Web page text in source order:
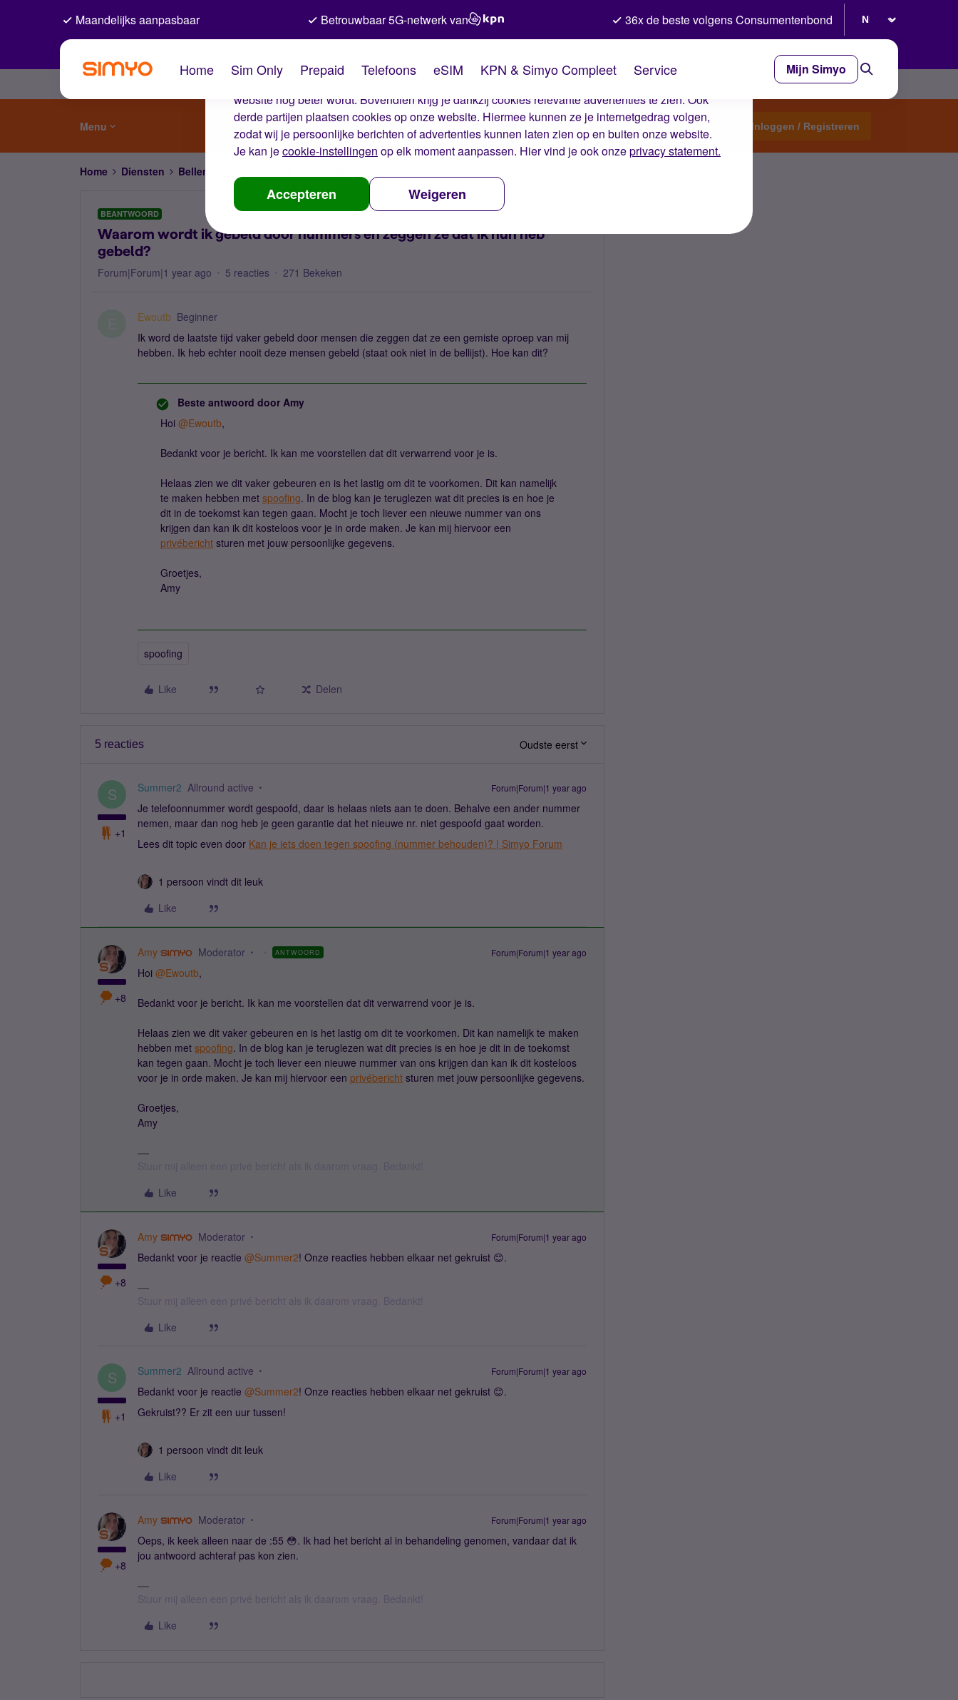
De cookies van Simyo
Wij gebruiken cookies op onze website. Met deze cookies zorgen wij ervoor dat je ervaring op de
website nog beter wordt. Bovendien krijg je dankzij cookies relevante advertenties te zien. Ook
derde partijen plaatsen cookies op onze website. Hiermee kunnen ze je internetgedrag volgen,
zodat wij je persoonlijke berichten of advertenties kunnen laten zien op en buiten onze website.
Je kan jecookie-instellingen op elk moment aanpassen. Hier vind je ook onzeprivacy statement.
Accepteren Weigeren
Maandelijks aanpasbaar Betrouwbaar 5G-netwerk van 36x de beste volgens Consumentenbond
Home Sim Only Prepaid Telefoons eSIM KPN & Simyo Compleet Service Mijn Simyo
Menu Start een topic Inloggen / Registreren
Home Diensten Bellen, sms'en, netwerk en nummerbehoud
BEANTWOORD
Waarom wordt ik gebeld door nummers en zeggen ze dat ik hun heb
gebeld?
Forum|Forum|1 year ago 5 reacties 271 Bekeken
Ewoutb Beginner
Ik word de laatste tijd vaker gebeld door mensen die zeggen dat ze een gemiste oproep van mij
hebben. Ik heb echter nooit deze mensen gebeld (staat ook niet in de bellijst). Hoe kan dit?
Beste antwoord door Amy
Hoi @Ewoutb,
Bedankt voor je bericht. Ik kan me voorstellen dat dit verwarrend voor je is.
Helaas zien we dit vaker gebeuren en is het lastig om dit te voorkomen. Dit kan namelijk
te maken hebben met spoofing. In de blog kan je teruglezen wat dit precies is en hoe je
dit in de toekomst kan tegen gaan. Mocht je toch liever een nieuwe nummer van ons
krijgen dan kan ik dit kosteloos voor je in orde maken. Je kan mij hiervoor een
privébericht sturen met jouw persoonlijke gegevens.
Groetjes,
Amy
spoofing
Like Delen
5 reacties Oudste eerst
S
+1
Summer2 Allround active Forum|Forum|1 year ago
Je telefoonnummer wordt gespoofd, daar is helaas niets aan te doen. Behalve een ander nummer
nemen, maar dan nog heb je geen garantie dat het nieuwe nr. niet gespoofd gaat worden.
Lees dit topic even door Kan je iets doen tegen spoofing (nummer behouden)? | Simyo Forum
1 persoon vindt dit leuk
Like
+8
Amy Moderator ANTWOORD Forum|Forum|1 year ago
Hoi @Ewoutb,
Bedankt voor je bericht. Ik kan me voorstellen dat dit verwarrend voor je is.
Helaas zien we dit vaker gebeuren en is het lastig om dit te voorkomen. Dit kan namelijk te maken
hebben met spoofing. In de blog kan je teruglezen wat dit precies is en hoe je dit in de toekomst
kan tegen gaan. Mocht je toch liever een nieuwe nummer van ons krijgen dan kan ik dit kosteloos
voor je in orde maken. Je kan mij hiervoor een privébericht sturen met jouw persoonlijke gegevens.
Groetjes,
Amy
Like
+8
Amy Moderator Forum|Forum|1 year ago
Bedankt voor je reactie @Summer2! Onze reacties hebben elkaar net gekruist 😊.
Stuur mij alleen een privé bericht als ik daarom vraag. Bedankt!
Like
S
+1
Summer2 Allround active Forum|Forum|1 year ago
Bedankt voor je reactie @Summer2! Onze reacties hebben elkaar net gekruist 😊.
Gekruist?? Er zit een uur tussen!
1 persoon vindt dit leuk
Like
+8
Amy Moderator Forum|Forum|1 year ago
Oeps, ik keek alleen naar de :55 😳. Ik had het bericht al in behandeling genomen, vandaar dat ik
jou antwoord achteraf pas kon zien.
Stuur mij alleen een privé bericht als ik daarom vraag. Bedankt!
Like